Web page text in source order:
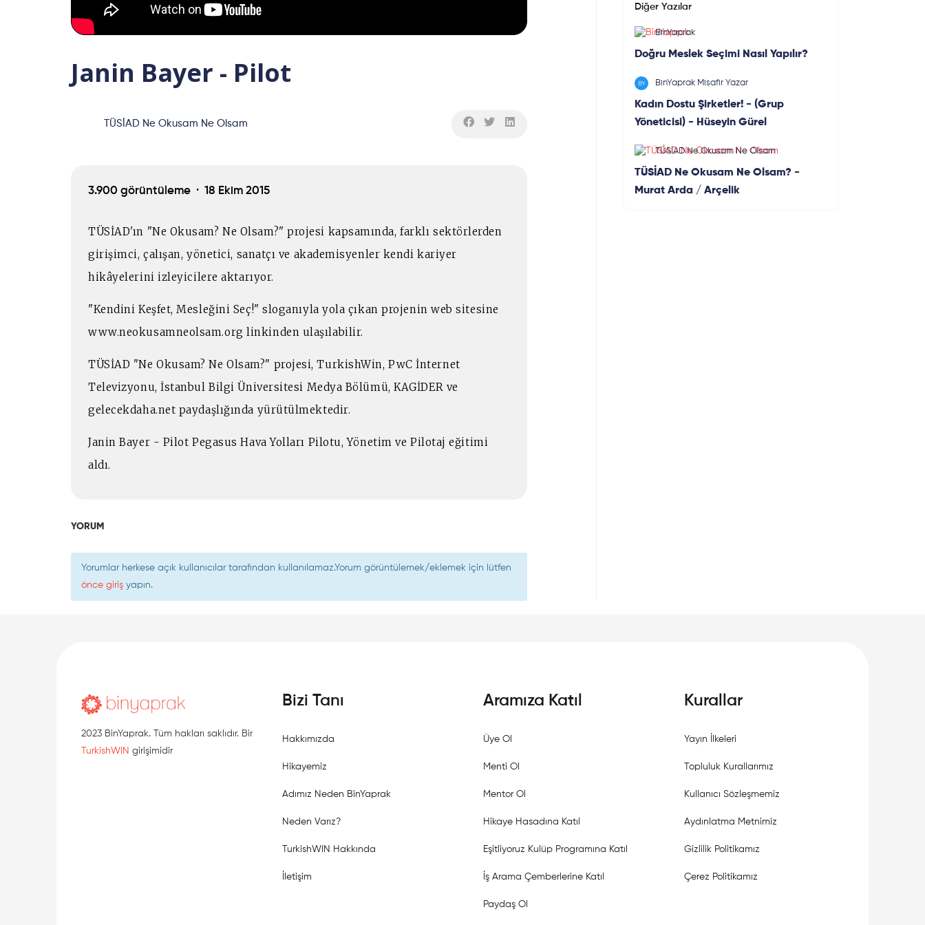
Janin Bayer - Pilot
TÜSİAD Ne Okusam Ne Olsam
3.900 görüntüleme · 18 Ekim 2015
TÜSİAD'ın "Ne Okusam? Ne Olsam?" projesi kapsamında, farklı sektörlerden
girişimci, çalışan, yönetici, sanatçı ve akademisyenler kendi kariyer
hikâyelerini izleyicilere aktarıyor.
"Kendini Keşfet, Mesleğini Seç!" sloganıyla yola çıkan projenin web sitesine
www.neokusamneolsam.org linkinden ulaşılabilir.
TÜSİAD "Ne Okusam? Ne Olsam?" projesi, TurkishWin, PwC İnternet
Televizyonu, İstanbul Bilgi Üniversitesi Medya Bölümü, KAGİDER ve
gelecekdaha.net paydaşlığında yürütülmektedir.
Janin Bayer - Pilot Pegasus Hava Yolları Pilotu, Yönetim ve Pilotaj eğitimi
aldı.
YORUM
Yorumlar herkese açık kullanıcılar tarafından kullanılamaz.Yorum görüntülemek/eklemek için lütfen
önce giriş yapın.
Diğer Yazılar
BinYaprak
Doğru Meslek Seçimi Nasıl Yapılır?
BinYaprak Misafir Yazar
Kadın Dostu Şirketler! - (Grup
Yöneticisi) - Hüseyin Gürel
TÜSİAD Ne Okusam Ne Olsam
TÜSİAD Ne Okusam Ne Olsam? -
Murat Arda / Arçelik
2023 BinYaprak. Tüm hakları saklıdır. Bir
TurkishWIN girişimidir
Bizi Tanı
Hakkımızda
Hikayemiz
Adımız Neden BinYaprak
Neden Varız?
TurkishWIN Hakkında
İletişim
Aramıza Katıl
Üye Ol
Menti Ol
Mentor Ol
Hikaye Hasadına Katıl
Eşitliyoruz Kulüp Programına Katıl
İş Arama Çemberlerine Katıl
Paydaş Ol
Kurallar
Yayın İlkeleri
Topluluk Kurallarımız
Kullanıcı Sözleşmemiz
Aydınlatma Metnimiz
Gizlilik Politikamız
Çerez Politikamız